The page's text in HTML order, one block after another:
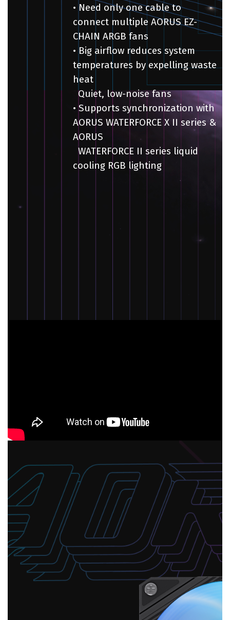
• Need only one cable to
connect multiple AORUS EZ-
CHAIN ARGB fans
• Big airflow reduces system
temperatures by expelling waste
heat
Quiet, low-noise fans
• Supports synchronization with
AORUS WATERFORCE X II series &
AORUS
WATERFORCE II series liquid
cooling RGB lighting